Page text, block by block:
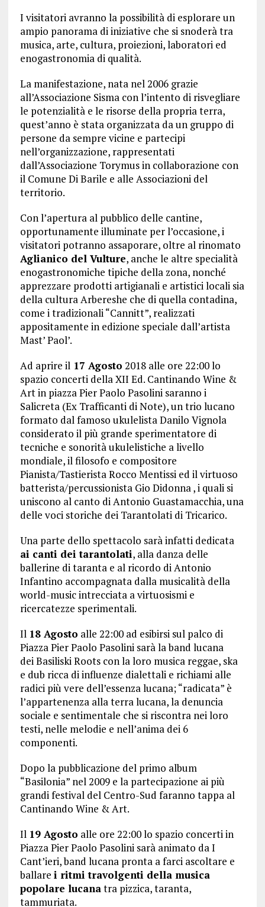
I visitatori avranno la possibilità di esplorare un
ampio panorama di iniziative che si snoderà tra
musica, arte, cultura, proiezioni, laboratori ed
enogastronomia di qualità.
La manifestazione, nata nel 2006 grazie
all’Associazione Sisma con l’intento di risvegliare
le potenzialità e le risorse della propria terra,
quest’anno è stata organizzata da un gruppo di
persone da sempre vicine e partecipi
nell’organizzazione, rappresentati
dall’Associazione Torymus in collaborazione con
il Comune Di Barile e alle Associazioni del
territorio.
Con l’apertura al pubblico delle cantine,
opportunamente illuminate per l’occasione, i
visitatori potranno assaporare, oltre al rinomato
Aglianico del Vulture, anche le altre specialità
enogastronomiche tipiche della zona, nonché
apprezzare prodotti artigianali e artistici locali sia
della cultura Arbereshe che di quella contadina,
come i tradizionali “Cannitt”, realizzati
appositamente in edizione speciale dall’artista
Mast’ Paol’.
Ad aprire il17 Agosto 2018 alle ore 22:00 lo
spazio concerti della XII Ed. Cantinando Wine &
Art in piazza Pier Paolo Pasolini saranno i
Salicreta (Ex Trafficanti di Note), un trio lucano
formato dal famoso ukulelista Danilo Vignola
considerato il più grande sperimentatore di
tecniche e sonorità ukulelistiche a livello
mondiale, il filosofo e compositore
Pianista/Tastierista Rocco Mentissi ed il virtuoso
batterista/percussionista Gio Didonna , i quali si
uniscono al canto di Antonio Guastamacchia, una
delle voci storiche dei Tarantolati di Tricarico.
Una parte dello spettacolo sarà infatti dedicata
ai canti dei tarantolati, alla danza delle
ballerine di taranta e al ricordo di Antonio
Infantino accompagnata dalla musicalità della
world-music intrecciata a virtuosismi e
ricercatezze sperimentali.
Il 18 Agosto alle 22:00 ad esibirsi sul palco di
Piazza Pier Paolo Pasolini sarà la band lucana
dei Basiliski Roots con la loro musica reggae, ska
e dub ricca di influenze dialettali e richiami alle
radici più vere dell’essenza lucana; “radicata” è
l’appartenenza alla terra lucana, la denuncia
sociale e sentimentale che si riscontra nei loro
testi, nelle melodie e nell’anima dei 6
componenti.
Dopo la pubblicazione del primo album
“Basilonia” nel 2009 e la partecipazione ai più
grandi festival del Centro-Sud faranno tappa al
Cantinando Wine & Art.
Il 19 Agosto alle ore 22:00 lo spazio concerti in
Piazza Pier Paolo Pasolini sarà animato da I
Cant’ieri, band lucana pronta a farci ascoltare e
ballare i ritmi travolgenti della musica
popolare lucanatra pizzica, taranta,
tammuriata.